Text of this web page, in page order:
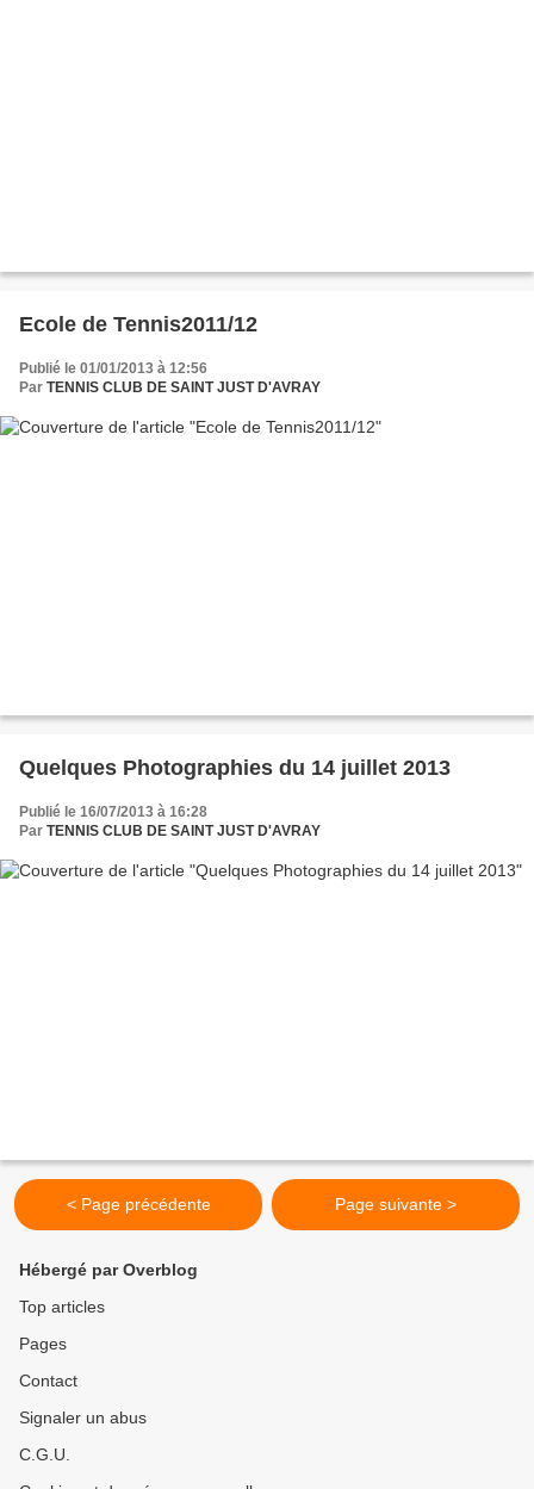
Ecole de Tennis2011/12
Publié le 01/01/2013 à 12:56
Par TENNIS CLUB DE SAINT JUST D'AVRAY
Quelques Photographies du 14 juillet 2013
Publié le 16/07/2013 à 16:28
Par TENNIS CLUB DE SAINT JUST D'AVRAY
< Page précédente Page suivante >
Hébergé par Overblog
Top articles
Pages
Contact
Signaler un abus
C.G.U.